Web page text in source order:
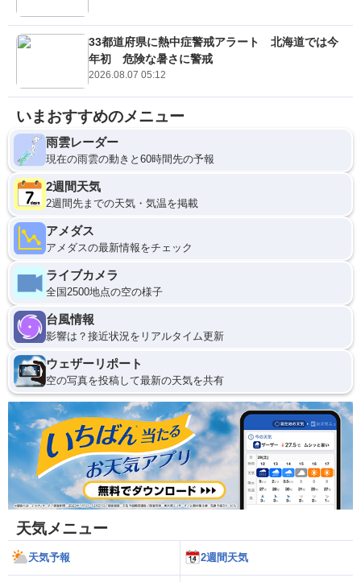
33都道府県に熱中症警戒アラート 北海道では今
年初 危険な暑さに警戒
2026.08.07 05:12
いまおすすめのメニュー
雨雲レーダー
現在の雨雲の動きと60時間先の予報
2週間天気
2週間先までの天気・気温を掲載
アメダス
アメダスの最新情報をチェック
ライブカメラ
全国2500地点の空の様子
台風情報
影響は？接近状況をリアルタイム更新
ウェザーリポート
空の写真を投稿して最新の天気を共有
天気メニュー
天気予報 2週間天気